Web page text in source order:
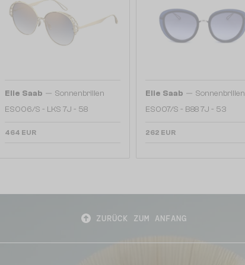
Elie Saab — Sonnenbrillen
ES006/S - LKS 7J - 58
464 EUR
Elie Saab — Sonnenbrillen
ES007/S - B88 7J - 53
262 EUR
ZURÜCK ZUM ANFANG